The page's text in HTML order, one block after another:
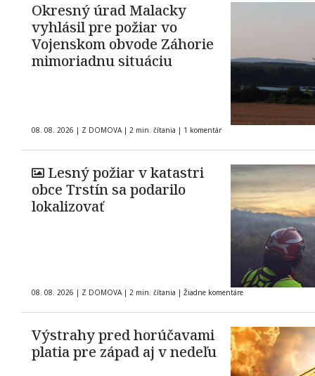
Okresný úrad Malacky
vyhlásil pre požiar vo
Vojenskom obvode Záhorie
mimoriadnu situáciu
08. 08. 2026 | Z DOMOVA | 2 min. čítania | 1 komentár
Lesný požiar v katastri
obce Trstín sa podarilo
lokalizovať
08. 08. 2026 | Z DOMOVA | 2 min. čítania | Žiadne komentáre
Výstrahy pred horúčavami
platia pre západ aj v nedeľu